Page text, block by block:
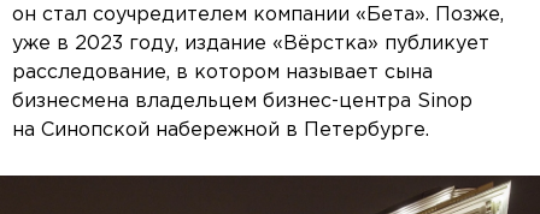
он стал соучредителем компании «Бета». Позже,
уже в 2023 году, издание «Вёрстка» публикует
расследование, в котором называет сына
бизнесмена владельцем бизнес-центра Sinop
на Синопской набережной в Петербурге.